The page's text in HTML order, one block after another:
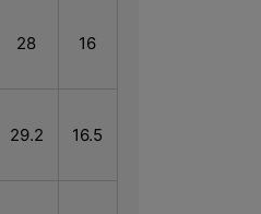
28 16
29.2 16.5